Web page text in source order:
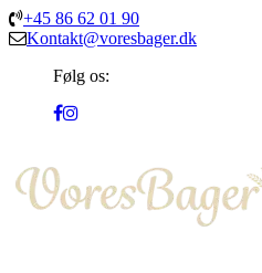
+45 86 62 01 90
Kontakt@voresbager.dk
Følg os: